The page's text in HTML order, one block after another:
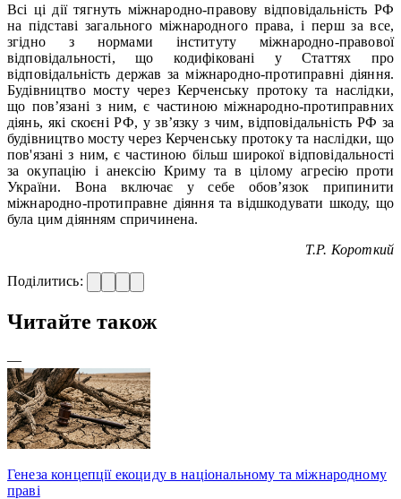
Всі ці дії тягнуть міжнародно-правову відповідальність РФ
на підставі загального міжнародного права, і перш за все,
згідно з нормами інституту міжнародно-правової
відповідальності, що кодифіковані у Статтях про
відповідальність держав за міжнародно-протиправні діяння.
Будівництво мосту через Керченську протоку та наслідки,
що пов’язані з ним, є частиною міжнародно-протиправних
діянь, які скоєні РФ, у зв’язку з чим, відповідальність РФ за
будівництво мосту через Керченську протоку та наслідки, що
пов'язані з ним, є частиною більш широкої відповідальності
за окупацію і анексію Криму та в цілому агресію проти
України. Вона включає у себе обов’язок припинити
міжнародно-протиправне діяння та відшкодувати шкоду, що
була цим діянням спричинена.
Т.Р. Короткий
Поділитись:
Читайте також
—
Генеза концепції екоциду в національному та міжнародному
праві